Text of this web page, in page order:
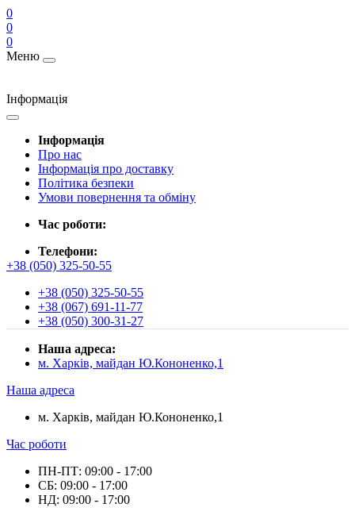
0
0
0
Меню
Інформація
Інформація
Про нас
Інформація про доставку
Політика безпеки
Умови повернення та обміну
Час роботи:
Телефони:
+38 (050) 325-50-55
+38 (050) 325-50-55
+38 (067) 691-11-77
+38 (050) 300-31-27
Наша адреса:
м. Харків, майдан Ю.Кононенко,1
Наша адреса
м. Харків, майдан Ю.Кононенко,1
Час роботи
ПН-ПТ: 09:00 - 17:00
СБ: 09:00 - 17:00
НД: 09:00 - 17:00